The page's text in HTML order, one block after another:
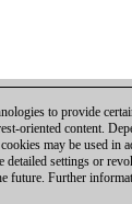
to provide
oriented content.
may be used in
detailed settings or
future. Further